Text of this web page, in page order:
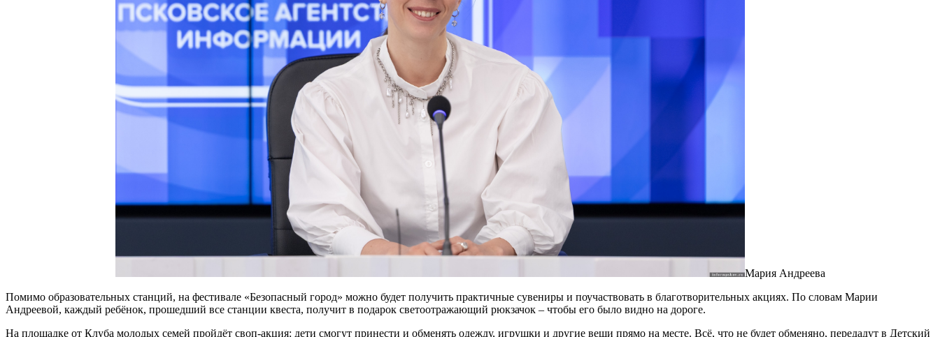
Мария Андреева
Помимо образовательных станций, на фестивале «Безопасный город» можно будет получить практичные сувениры и поучаствовать в благотворительных акциях. По словам Марии
Андреевой, каждый ребёнок, прошедший все станции квеста, получит в подарок светоотражающий рюкзачок – чтобы его было видно на дороге.
На площадке от Клуба молодых семей пройдёт своп-акция: дети смогут принести и обменять одежду, игрушки и другие вещи прямо на месте. Всё, что не будет обменяно, передадут в Детский